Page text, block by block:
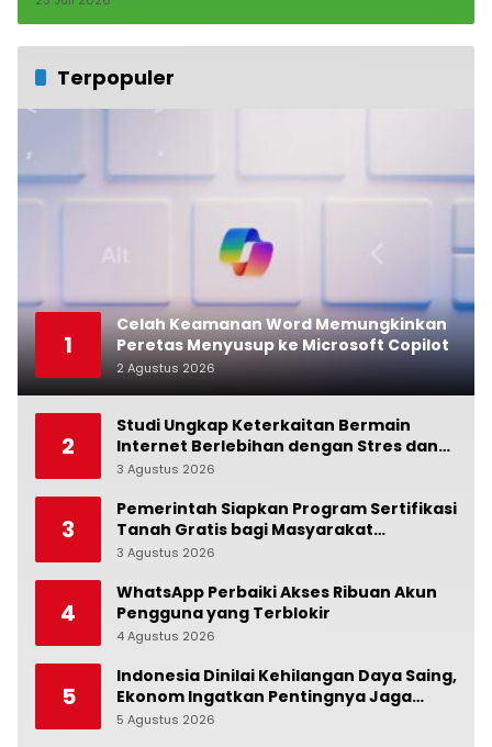
Terpopuler
1
Celah Keamanan Word Memungkinkan
Peretas Menyusup ke Microsoft Copilot
2 Agustus 2026
2
Studi Ungkap Keterkaitan Bermain
Internet Berlebihan dengan Stres dan
Suasana Hati
3 Agustus 2026
3
Pemerintah Siapkan Program Sertifikasi
Tanah Gratis bagi Masyarakat
Berpenghasilan Rendah
3 Agustus 2026
4
WhatsApp Perbaiki Akses Ribuan Akun
Pengguna yang Terblokir
4 Agustus 2026
5
Indonesia Dinilai Kehilangan Daya Saing,
Ekonom Ingatkan Pentingnya Jaga
Independensi Bank Indonesia
5 Agustus 2026